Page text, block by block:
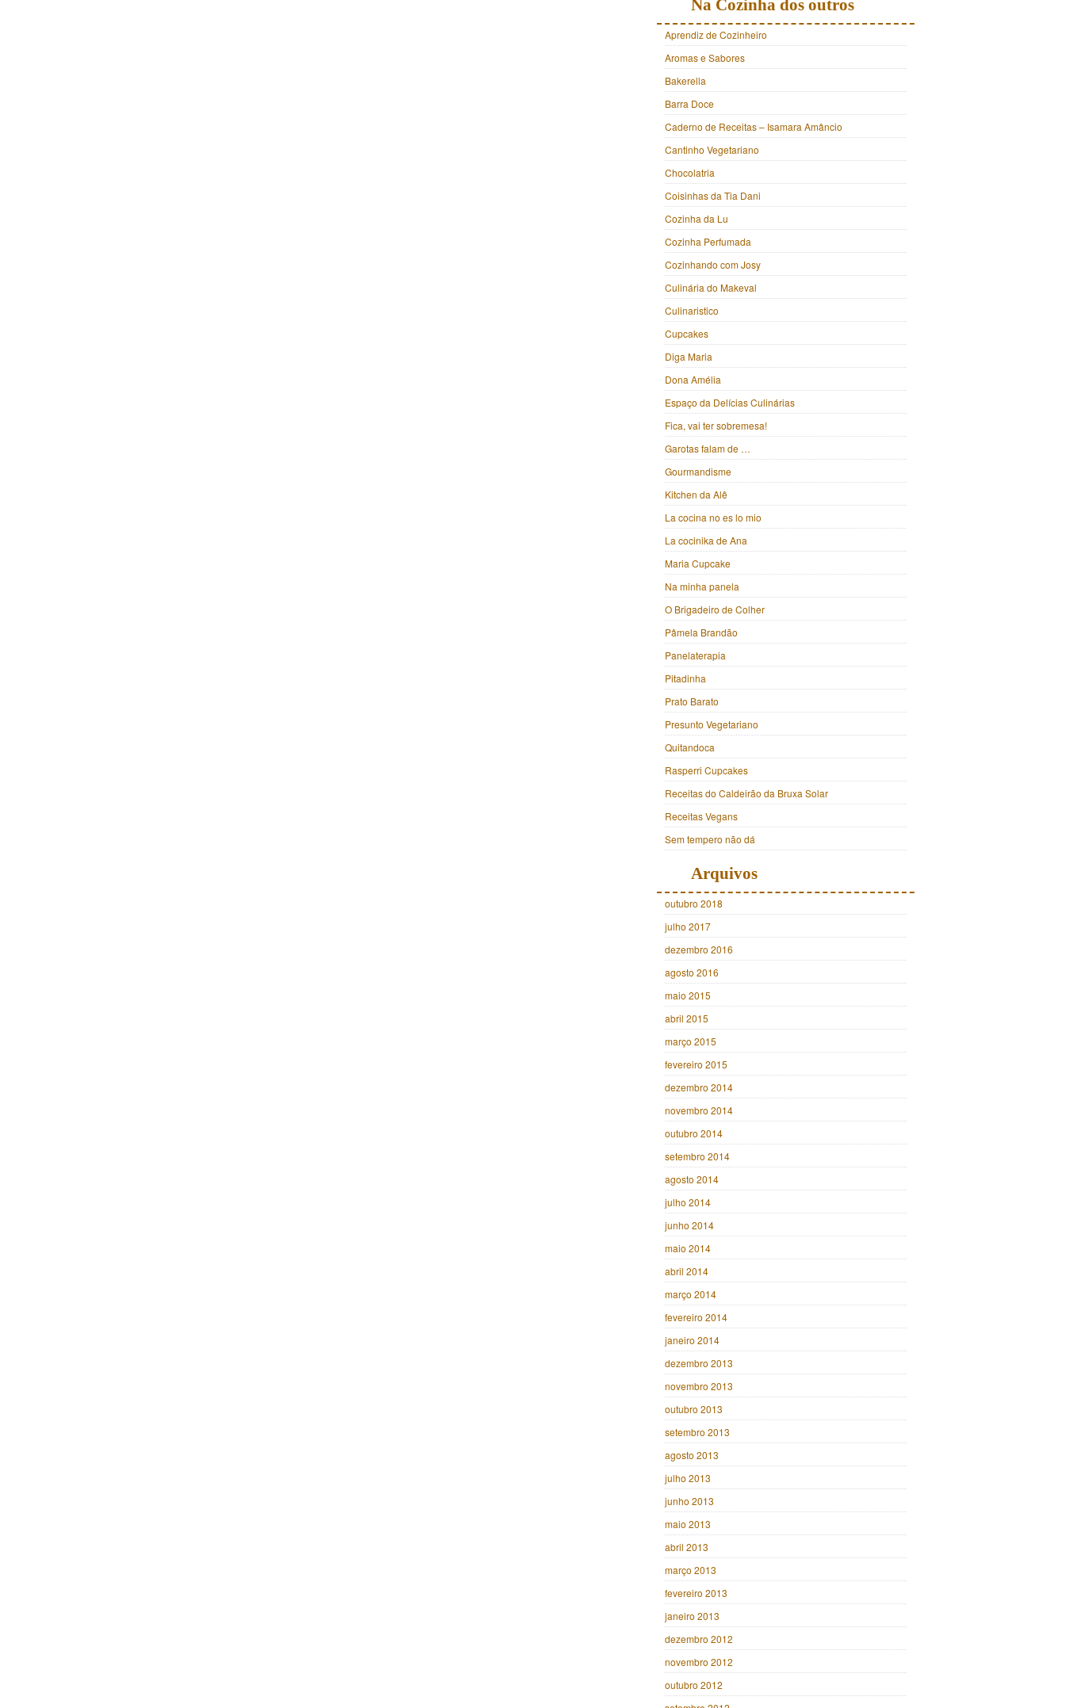
Na Cozinha dos outros
Aprendiz de Cozinheiro
Aromas e Sabores
Bakerella
Barra Doce
Caderno de Receitas – Isamara Amâncio
Cantinho Vegetariano
Chocolatria
Coisinhas da Tia Dani
Cozinha da Lu
Cozinha Perfumada
Cozinhando com Josy
Culinária do Makeval
Culinaristico
Cupcakes
Diga Maria
Dona Amélia
Espaço da Delícias Culinárias
Fica, vai ter sobremesa!
Garotas falam de …
Gourmandisme
Kitchen da Alê
La cocina no es lo mio
La cocinika de Ana
Maria Cupcake
Na minha panela
O Brigadeiro de Colher
Pâmela Brandão
Panelaterapia
Pitadinha
Prato Barato
Presunto Vegetariano
Quitandoca
Rasperri Cupcakes
Receitas do Caldeirão da Bruxa Solar
Receitas Vegans
Sem tempero não dá
Arquivos
outubro 2018
julho 2017
dezembro 2016
agosto 2016
maio 2015
abril 2015
março 2015
fevereiro 2015
dezembro 2014
novembro 2014
outubro 2014
setembro 2014
agosto 2014
julho 2014
junho 2014
maio 2014
abril 2014
março 2014
fevereiro 2014
janeiro 2014
dezembro 2013
novembro 2013
outubro 2013
setembro 2013
agosto 2013
julho 2013
junho 2013
maio 2013
abril 2013
março 2013
fevereiro 2013
janeiro 2013
dezembro 2012
novembro 2012
outubro 2012